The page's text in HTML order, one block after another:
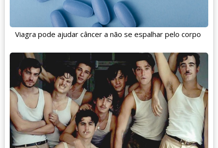
Viagra pode ajudar câncer a não se espalhar pelo corpo